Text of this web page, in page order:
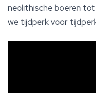
neolithische boeren tot
we tijdperk voor